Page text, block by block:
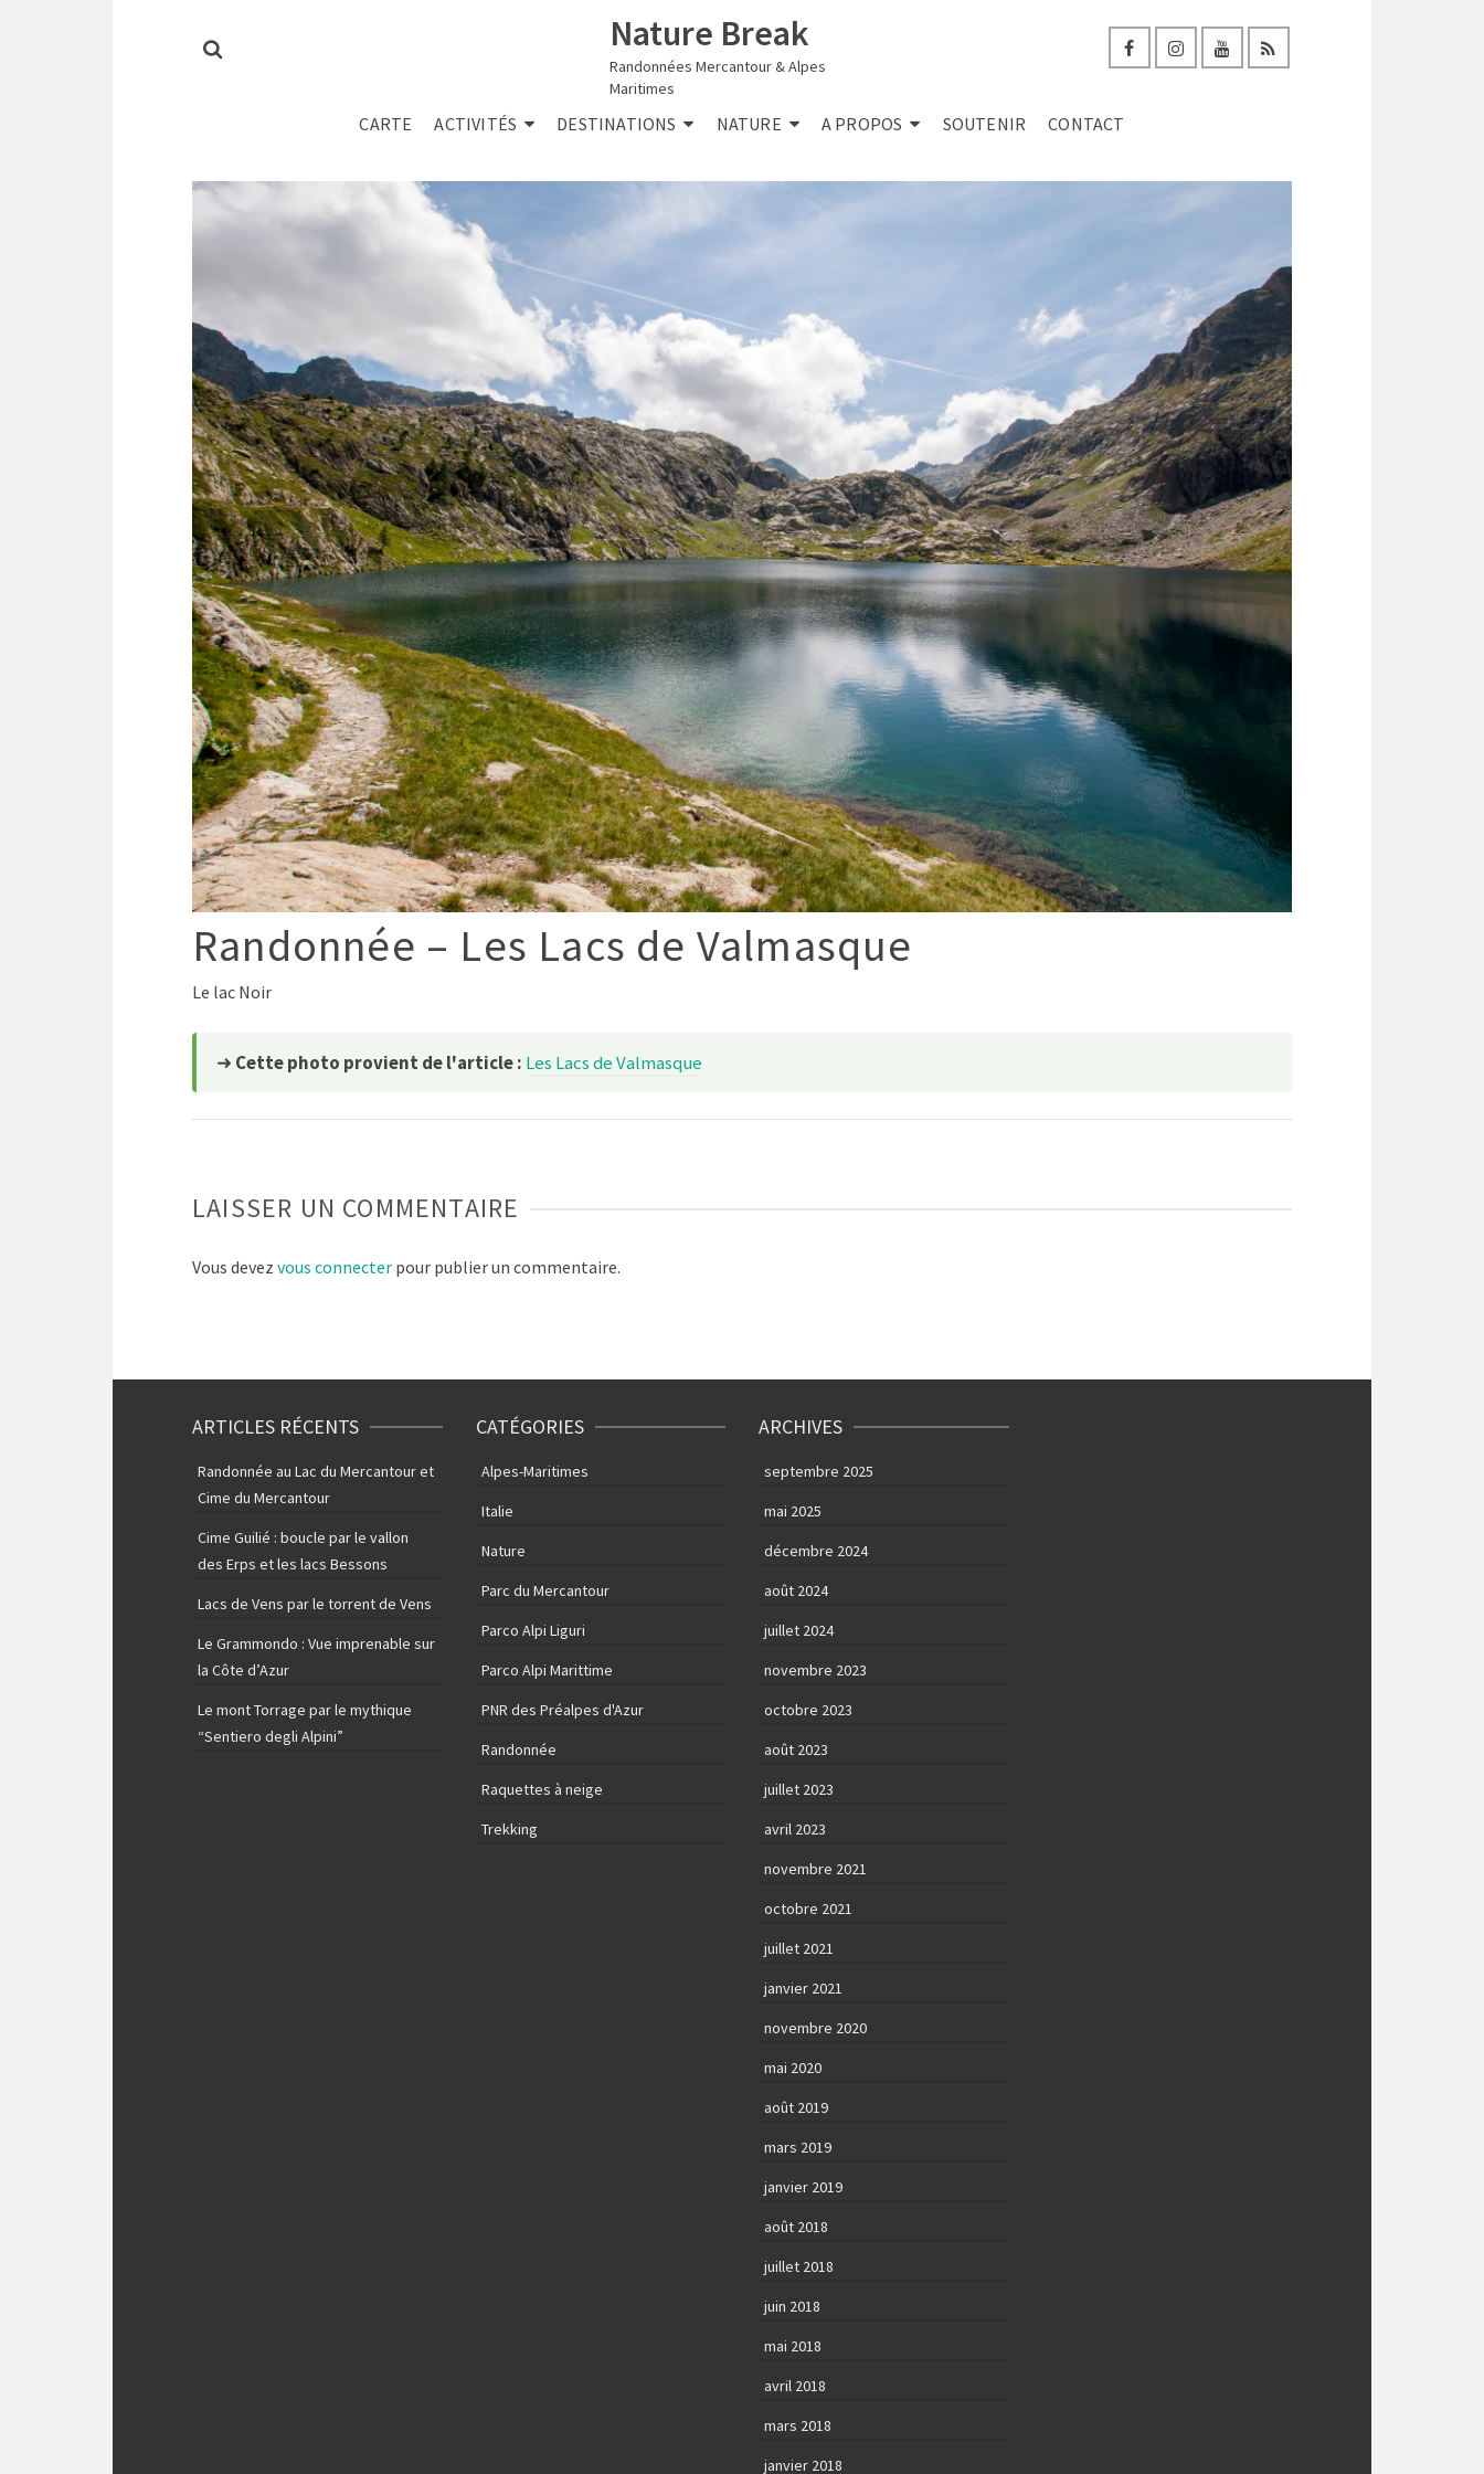
Nature Break
Randonnées Mercantour & Alpes
Maritimes
CARTE ACTIVITÉS DESTINATIONS NATURE A PROPOS SOUTENIR CONTACT
Randonnée – Les Lacs de Valmasque
Le lac Noir
➜ Cette photo provient de l'article : Les Lacs de Valmasque
LAISSER UN COMMENTAIRE
Vous devez vous connecter pour publier un commentaire.
ARTICLES RÉCENTS
Randonnée au Lac du Mercantour et
Cime du Mercantour
Cime Guilié : boucle par le vallon
des Erps et les lacs Bessons
Lacs de Vens par le torrent de Vens
Le Grammondo : Vue imprenable sur
la Côte d’Azur
Le mont Torrage par le mythique
“Sentiero degli Alpini”
CATÉGORIES
Alpes-Maritimes
Italie
Nature
Parc du Mercantour
Parco Alpi Liguri
Parco Alpi Marittime
PNR des Préalpes d'Azur
Randonnée
Raquettes à neige
Trekking
ARCHIVES
septembre 2025
mai 2025
décembre 2024
août 2024
juillet 2024
novembre 2023
octobre 2023
août 2023
juillet 2023
avril 2023
novembre 2021
octobre 2021
juillet 2021
janvier 2021
novembre 2020
mai 2020
août 2019
mars 2019
janvier 2019
août 2018
juillet 2018
juin 2018
mai 2018
avril 2018
mars 2018
janvier 2018